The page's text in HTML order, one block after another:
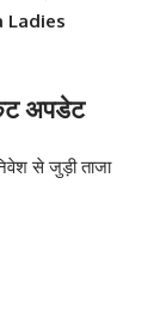
Ladies
अपडेट
से जुड़ी ताजा